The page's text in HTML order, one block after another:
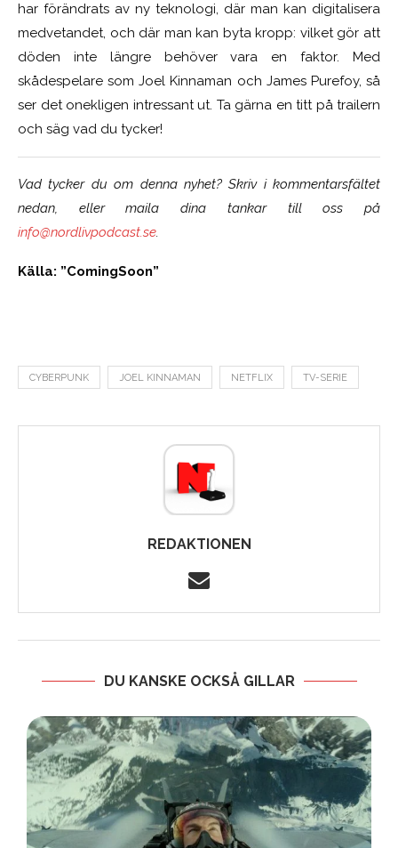
har förändrats av ny teknologi, där man kan digitalisera
medvetandet, och där man kan byta kropp: vilket gör att
döden inte längre behöver vara en faktor. Med
skådespelare som Joel Kinnaman och James Purefoy, så
ser det onekligen intressant ut. Ta gärna en titt på trailern
och säg vad du tycker!
Vad tycker du om denna nyhet? Skriv i kommentarsfältet
nedan, eller maila dina tankar till oss på
info@nordlivpodcast.se.
Källa: ”ComingSoon”
CYBERPUNK JOEL KINNAMAN NETFLIX TV-SERIE
REDAKTIONEN
DU KANSKE OCKSÅ GILLAR